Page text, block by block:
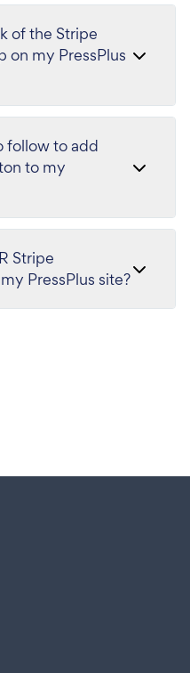
of the Stripe
on my PressPlus
follow to add
to my
Stripe
PressPlus site?